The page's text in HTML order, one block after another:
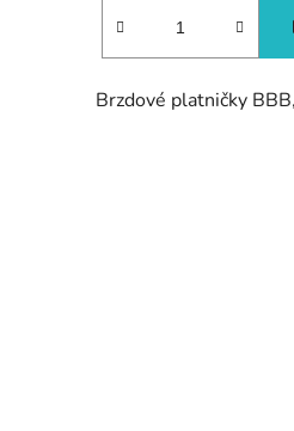
Brzdové platničky